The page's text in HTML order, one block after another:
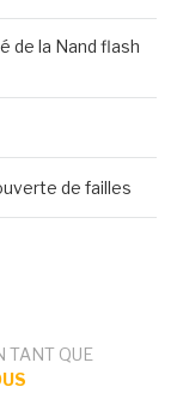
de la Nand flash
de failles
TANT QUE